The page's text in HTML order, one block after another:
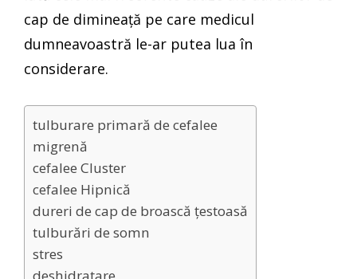
cap de dimineață pe care medicul
dumneavoastră le-ar putea lua în
considerare.
tulburare primară de cefalee
migrenă
cefalee Cluster
cefalee Hipnică
dureri de cap de broască țestoasă
tulburări de somn
stres